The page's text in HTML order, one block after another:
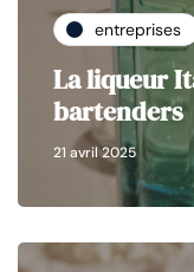
entreprises
La liqueur
bartenders
21 avril 2025